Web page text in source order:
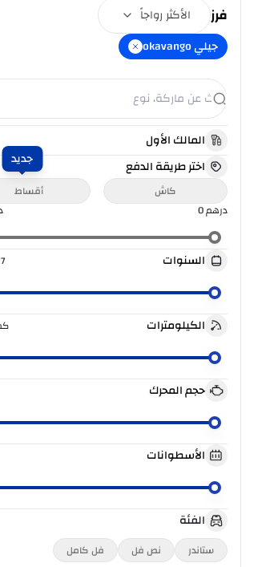
فرز
الأكثر رواجاً
جيلي okavango
المالك الأول
اختر طريقة الدفع
كاش
جديد
أقساط
درهم0
السنوات
الكيلومترات
حجم المحرك
الأسطوانات
الفئة
ستاندر نص فل فل كامل